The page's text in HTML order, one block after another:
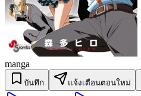
manga
บันทึก แจ้งเตือนตอนใหม่